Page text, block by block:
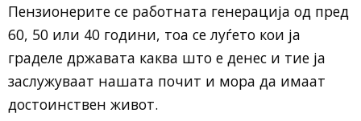
Пензионерите се работната генерација од пред
60, 50 или 40 години, тоа се луѓето кои ја
граделе државата каква што е денес и тие ја
заслужуваат нашата почит и мора да имаат
достоинствен живот.